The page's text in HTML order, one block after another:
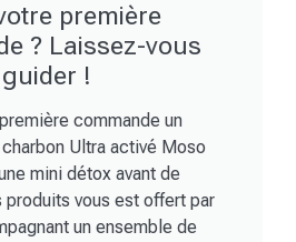
première
? Laissez-vous
guider !
commande un
Ultra activé Moso
mini détox avant de
produits vous est offert par
un ensemble de